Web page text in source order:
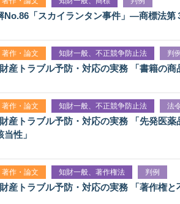
No.86「スカイランタン事件」―商標法第
著作・論文 知財一般、不正競争防止法 判例
トラブル予防・対応の実務 「書籍の商
著作・論文 知財一般、不正競争防止法 法
トラブル予防・対応の実務 「先発医薬
性」
著作・論文 知財一般、著作権法 判例
産トラブル予防・対応の実務 「著作権と